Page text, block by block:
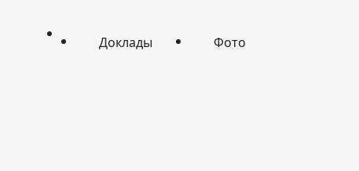
Доклады Фото